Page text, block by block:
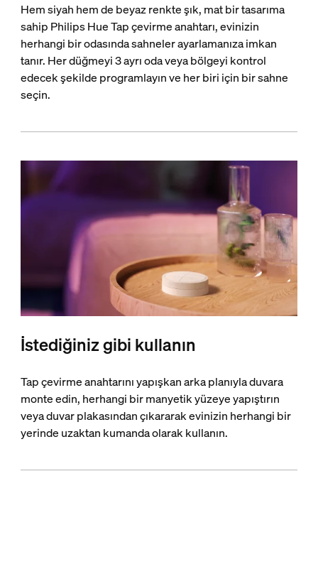
Hem siyah hem de beyaz renkte şık, mat bir tasarıma
sahip Philips Hue Tap çevirme anahtarı, evinizin
herhangi bir odasında sahneler ayarlamanıza imkan
tanır. Her düğmeyi 3 ayrı oda veya bölgeyi kontrol
edecek şekilde programlayın ve her biri için bir sahne
seçin.
İstediğiniz gibi kullanın
Tap çevirme anahtarını yapışkan arka planıyla duvara
monte edin, herhangi bir manyetik yüzeye yapıştırın
veya duvar plakasından çıkararak evinizin herhangi bir
yerinde uzaktan kumanda olarak kullanın.